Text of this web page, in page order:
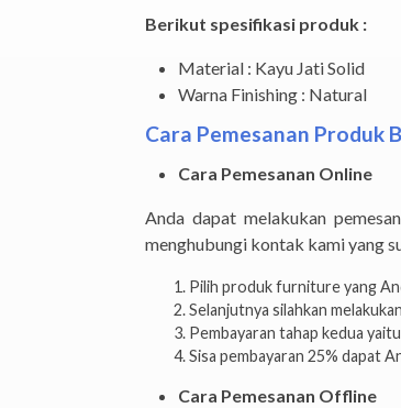
Berikut spesifikasi produk :
Material : Kayu Jati Solid
Warna Finishing : Natural
Cara Pemesanan Produk
Cara Pemesanan Online
Anda dapat melakukan
menghubungi kontak kami yang
Pilih produk furniture yang
Selanjutnya silahkan
Pembayaran tahap kedua
Sisa pembayaran 25% dapat
Cara Pemesanan Offline